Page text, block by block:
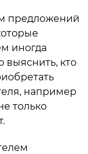
предложений
иногда
выяснить, кто
например
только